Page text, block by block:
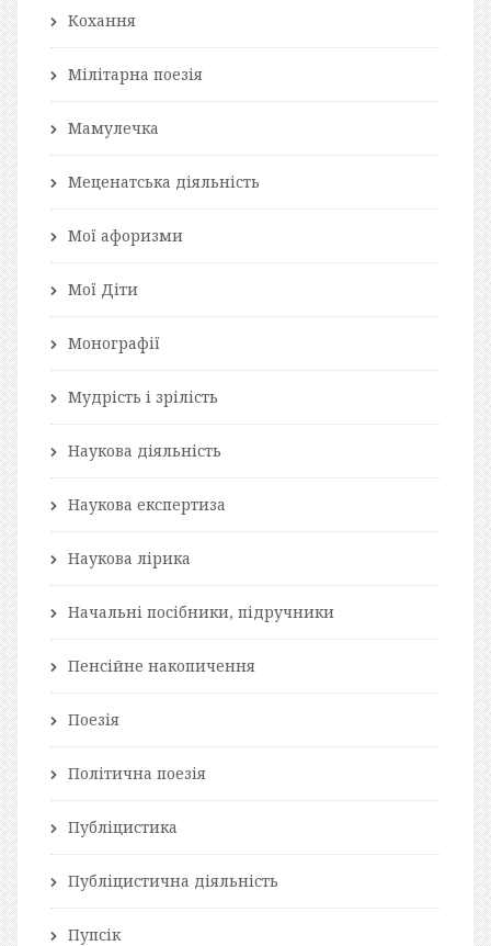
Кохання
Мілітарна поезія
Мамулечка
Меценатська діяльність
Мої афоризми
Мої Діти
Монографії
Мудрість і зрілість
Наукова діяльність
Наукова експертиза
Наукова лірика
Начальні посібники, підручники
Пенсійне накопичення
Поезія
Політична поезія
Публіцистика
Публіцистична діяльність
Пупсік